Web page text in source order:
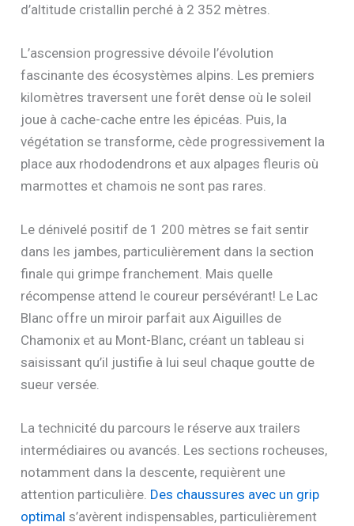
d’altitude cristallin perché à 2 352 mètres.
L’ascension progressive dévoile l’évolution
fascinante des écosystèmes alpins. Les premiers
kilomètres traversent une forêt dense où le soleil
joue à cache-cache entre les épicéas. Puis, la
végétation se transforme, cède progressivement la
place aux rhododendrons et aux alpages fleuris où
marmottes et chamois ne sont pas rares.
Le dénivelé positif de 1 200 mètres se fait sentir
dans les jambes, particulièrement dans la section
finale qui grimpe franchement. Mais quelle
récompense attend le coureur persévérant! Le Lac
Blanc offre un miroir parfait aux Aiguilles de
Chamonix et au Mont-Blanc, créant un tableau si
saisissant qu’il justifie à lui seul chaque goutte de
sueur versée.
La technicité du parcours le réserve aux trailers
intermédiaires ou avancés. Les sections rocheuses,
notamment dans la descente, requièrent une
attention particulière. Des chaussures avec un grip
optimal s’avèrent indispensables, particulièrement